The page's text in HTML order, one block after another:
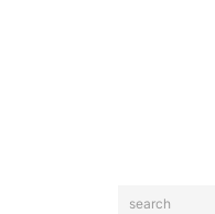
search